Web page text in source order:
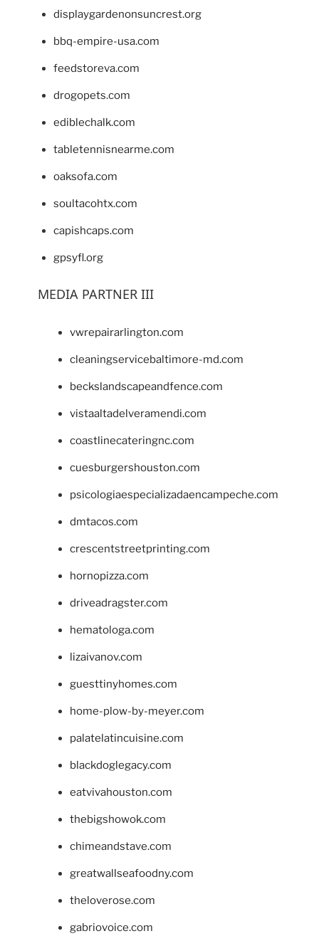
displaygardenonsuncrest.org
bbq-empire-usa.com
feedstoreva.com
drogopets.com
ediblechalk.com
tabletennisnearme.com
oaksofa.com
soultacohtx.com
capishcaps.com
gpsyfl.org
MEDIA PARTNER III
vwrepairarlington.com
cleaningservicebaltimore-md.com
beckslandscapeandfence.com
vistaaltadelveramendi.com
coastlinecateringnc.com
cuesburgershouston.com
psicologiaespecializadaencampeche.com
dmtacos.com
crescentstreetprinting.com
hornopizza.com
driveadragster.com
hematologa.com
lizaivanov.com
guesttinyhomes.com
home-plow-by-meyer.com
palatelatincuisine.com
blackdoglegacy.com
eatvivahouston.com
thebigshowok.com
chimeandstave.com
greatwallseafoodny.com
theloverose.com
gabriovoice.com